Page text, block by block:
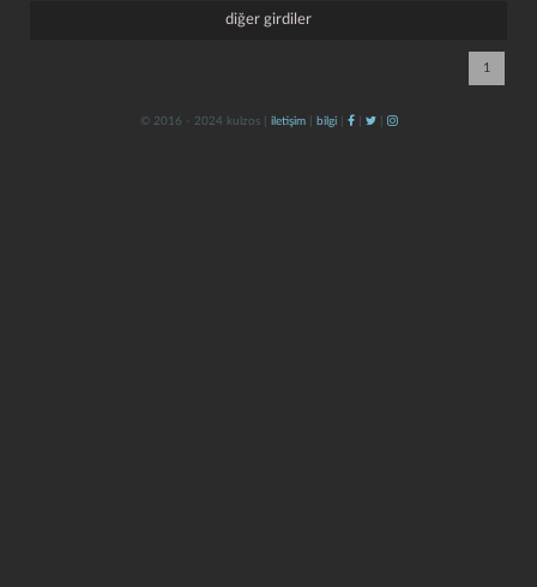
diğer girdiler
1
© 2016 - 2024 kulzos | iletişim| bilgi| | |